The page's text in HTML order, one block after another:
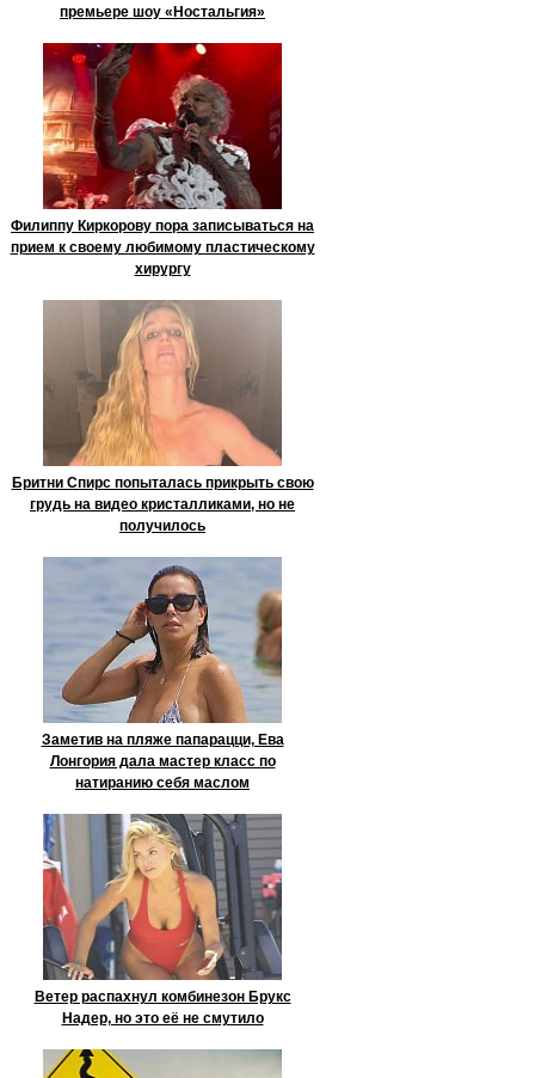
премьере шоу «Ностальгия»
Филиппу Киркорову пора записываться на
прием к своему любимому пластическому
хирургу
Бритни Спирс попыталась прикрыть свою
грудь на видео кристалликами, но не
получилось
Заметив на пляже папарацци, Ева
Лонгория дала мастер класс по
натиранию себя маслом
Ветер распахнул комбинезон Брукс
Надер, но это её не смутило